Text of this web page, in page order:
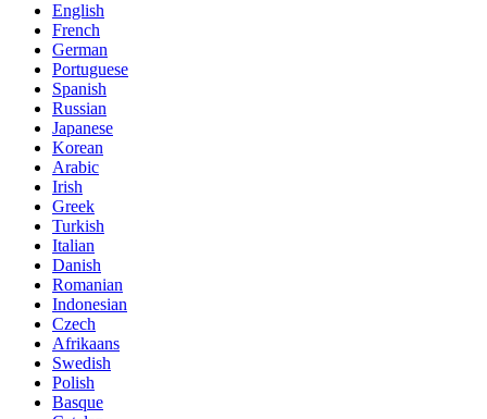
English
French
German
Portuguese
Spanish
Russian
Japanese
Korean
Arabic
Irish
Greek
Turkish
Italian
Danish
Romanian
Indonesian
Czech
Afrikaans
Swedish
Polish
Basque